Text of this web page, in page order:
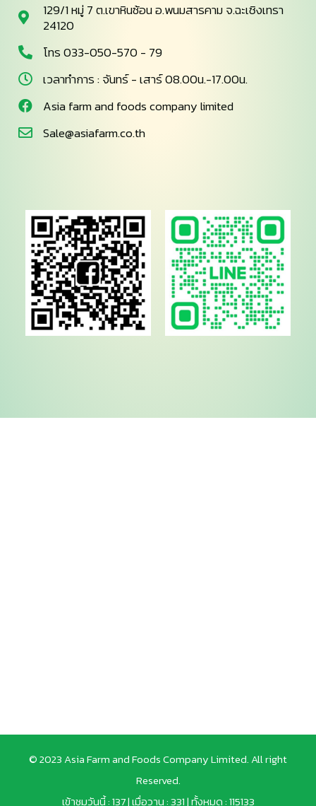
129/1 หมู่ 7 ต.เขาหินซ้อน อ.พนมสารคาม จ.ฉะเชิงเทรา
24120
โทร 033-050-570 - 79
เวลาทำการ : จันทร์ - เสาร์ 08.00น.-17.00น.
Asia farm and foods company limited
Sale@asiafarm.co.th
© 2023 Asia Farm and Foods Company Limited. All right
Reserved.
เข้าชมวันนี้ : 137 | เมื่อวาน : 331 | ทั้งหมด : 115133